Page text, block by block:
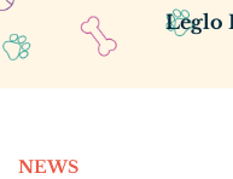
Leglo
NEWS